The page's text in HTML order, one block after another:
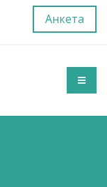
Анкета